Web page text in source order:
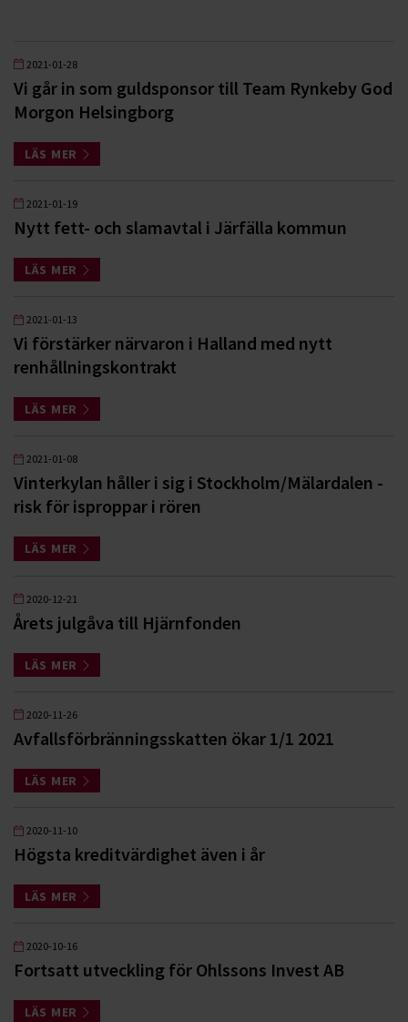
2021-01-28
Vi går in som guldsponsor till Team Rynkeby God
Morgon Helsingborg
LÄS MER
2021-01-19
Nytt fett- och slamavtal i Järfälla kommun
LÄS MER
2021-01-13
Vi förstärker närvaron i Halland med nytt
renhållningskontrakt
LÄS MER
2021-01-08
Vinterkylan håller i sig i Stockholm/Mälardalen -
risk för isproppar i rören
LÄS MER
2020-12-21
Årets julgåva till Hjärnfonden
LÄS MER
2020-11-26
Avfallsförbränningsskatten ökar 1/1 2021
LÄS MER
2020-11-10
Högsta kreditvärdighet även i år
LÄS MER
2020-10-16
Fortsatt utveckling för Ohlssons Invest AB
LÄS MER